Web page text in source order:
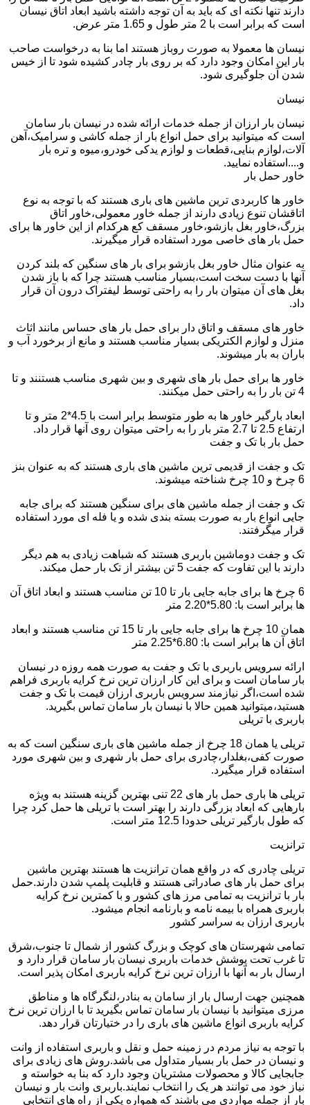
دارند تنها نکته ای که باید به آن توجه داشته باشید ابعاد اتاق نیسان
است که برابر است با 2 متر طول و 1.65 متر عرض.
نیسان ها معمولا به صورت روباز هستند اما بنا به درخواست صاحب
بار این امکان وجود دارد که بر روی بار چادر کشیده شود تا از خیس
شدن آن جلوگیری شود.
نیسان
نیسان بار ارزان از جمله خدمات ارائه شده در نیسان بار سامان
است که میتوانید برای حمل انواع بار از جمله کاشی و سرامیک،آهن
آلات،لوازم بنایی،قطعات و لوازم یدکی خودرو،میوه و تره بار
و....استفاده نمایید.
خاور حمل بار
خاور ها کاربردی ترین ماشین های باری هستند که با توجه به نوع
اتاقشان تنوع زیادی دارند از جمله خاور معمولی،خاور اتاق
بزرگ،خاور بغل بازشو،خاور مسقف کع هرکدام از این خاور ها برای
حمل بار های خاصی مورد استفاده قرار میگیرند.
به عنوان مثال خاور بغل بازشو برای بار های سنگین که بلند کردن
آنها با دست سخت است،بسیار مناسب هستند چرا که با باز شدن
بغل های آن میتوان بار را به راحتی توسط لیفتراک درون آن قرار
داد.
خاور های مسقف و اتاق دار برای حمل بار های حساس مانند اثاث
منزل و لوازم الکتریکی بسیار مناسب هستند و مانع از برخورد آب و
باران به بار میشوند.
خاور ها برای حمل بار های شهری و بین شهری مناسب هستنند و تا
4 تن بار را به راحتی حمل میکنند.
ابعاد بارگیر خاور ها به طور متوسط برابر است با 4.5*2 متر و تا
ارتفاع 2.5 تا 2.7 متر بار را به راحتی میتوان روی آنها قرار داد.
حمل بار با تک و جفت
تک و جفت از قدیمی ترین ماشین های باری هستند که به عنوان بنز
6 چرخ و 10 چرخ شناخته میشوند.
تک و جفت از جمله ماشین های برای سنگین هستند که برای جابه
جایی انواع بار به صورت بسته بندی شده و یا فله ای مورد استفاده
قرار میگرفتند.
تک و جفت دوماشین باربری هستند که شباهت زیادی به هم دیگر
دارند با این تفاوت که جفت 5 تن بیشتر از تک بار حمل میکند.
6 چرخ ها برای جابه جایی بار تا 10 تن مناسب هستند و ابعاد اتاق آن
ها برابر است با: 5.80*2.20 متر
همان 10 چرخ ها برای جابه جایی بار تا 15 تن مناسب هستند و ابعاد
اتاق آن ها برابر است با: 6.80*2.25 متر
ارائه سرویس باربری با تک و جفت به صورت همه روزه در نیسان
بار سامان است و برای این کار ارزان ترین نرخ کرایه باربری فراهم
شده است،اگر نیازمند سرویس باربری ارزان قیمت با تک و جفت
هستید،میتوانید همین حالا با نیسان بار سامان تماس بگیرید.
باربری با تریلی
تریلی یا همان 18 چرخ از جمله ماشین های باری سنگین است که به
صورت کفی،بغلدار،چادری برای حمل بار شهری و بین شهری مورد
استفاده قرار میگیرد.
تریلی ها باری حمل بار های 22 تنی بهترین گزینه هستند به ویژه
بارهایی که ابعاد بزرگی دارند را بهتر است با تریلی ها حمل کرد چرا
که طول بارگیر تریلی حدودا 12.5 متر است.
ترانزیت
تریلی چادری که در واقع همان ترانزیت ها هستند بهترین ماشین
برای حمل بار های صادراتی هستند و قابلیت پلمپ شدن دارند.حمل
بار با ترانزیت به تمامی مرز های کشور و با کمترین نرخ کرایه
باربری همراه با بیمه نامه و بارنامه انجام میشود.
باربری ارزان به سراسر کشور
تمامی شهرستان های کوچک و بزرگ کشور از شمال تا جنوب،شرق
تا غرب تحت پوشش خدمات باربری نیسان بار سامان قرار دارد و
ارسال بار به آنها با ارزان ترین نرخ کرایه باربری امکان پذیر است.
همچنین جهت ارسال بار از سامان به بنادر،لنگرگاه ها و مناطق
مرزی میتوانید با نیسان بار سامان تماس بگیرید تا با ارزان ترین نرخ
کرایه باربری انواع ماشین های باری را در ختیارتان قرار دهد.
با توجه به نیاز مردم در زمینه حمل و نقل و باربری استفاده از وانت
و نیسان در حمل بار بسیار متداول می باشد.روش های زیادی برای
جابجایی کالا و محصولات مشتریان وجود دارد که بنا به خواسته و
نیاز خود می توانند هر یک را انتخاب نمایند.باربری وانت بار و نیسان
بار از جمله مواردی می باشند که همواره یکی از راه های انتخابی